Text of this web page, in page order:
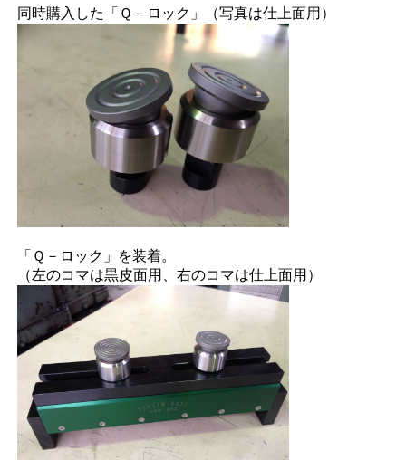
同時購入した「Ｑ－ロック」（写真は仕上面用）
「Ｑ－ロック」を装着。
（左のコマは黒皮面用、右のコマは仕上面用）